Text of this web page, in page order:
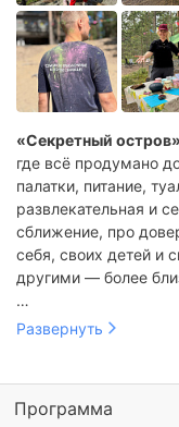
«Секретный
где всё продумано
палатки, питание,
развлекательная и
сближение, про
себя, своих детей и
другими — более
Это не просто
место, где каждый
Развернуть
Программа